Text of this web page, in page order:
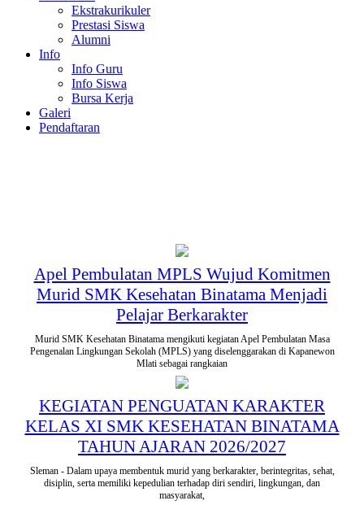
Ekstrakurikuler
Prestasi Siswa
Alumni
Info
Info Guru
Info Siswa
Bursa Kerja
Galeri
Pendaftaran
Apel Pembulatan MPLS Wujud Komitmen
Murid SMK Kesehatan Binatama Menjadi
Pelajar Berkarakter
Murid SMK Kesehatan Binatama mengikuti kegiatan Apel Pembulatan Masa
Pengenalan Lingkungan Sekolah (MPLS) yang diselenggarakan di Kapanewon
Mlati sebagai rangkaian
KEGIATAN PENGUATAN KARAKTER
KELAS XI SMK KESEHATAN BINATAMA
TAHUN AJARAN 2026/2027
Sleman - Dalam upaya membentuk murid yang berkarakter, berintegritas, sehat,
disiplin, serta memiliki kepedulian terhadap diri sendiri, lingkungan, dan
masyarakat,